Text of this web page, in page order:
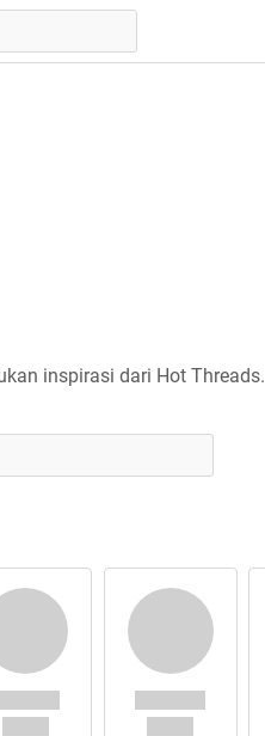
inspirasi dari Hot Threads.